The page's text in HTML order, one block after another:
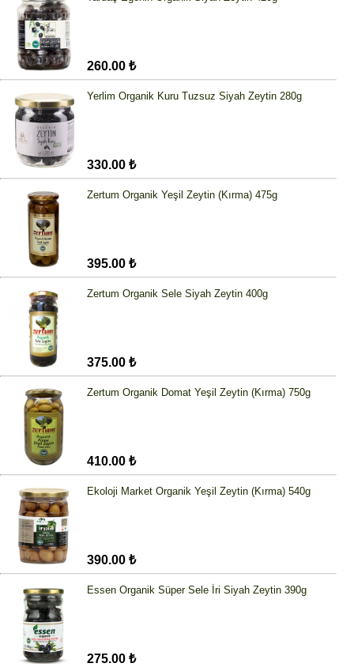
260.00 ₺
Yerlim Organik Kuru Tuzsuz Siyah Zeytin 280g
330.00 ₺
Zertum Organik Yeşil Zeytin (Kırma) 475g
395.00 ₺
Zertum Organik Sele Siyah Zeytin 400g
375.00 ₺
Zertum Organik Domat Yeşil Zeytin (Kırma) 750g
410.00 ₺
Ekoloji Market Organik Yeşil Zeytin (Kırma) 540g
390.00 ₺
Essen Organik Süper Sele İri Siyah Zeytin 390g
275.00 ₺